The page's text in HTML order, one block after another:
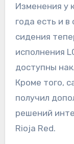
Изменения у
года есть и
сидения
исполнения
доступны
Кроме того,
получил
решений
Rioja Red.